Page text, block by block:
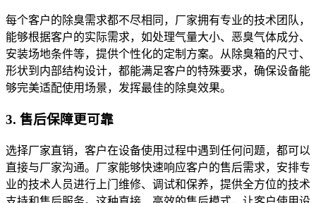
每个客户的除臭需求都不尽相同，厂家拥有专业的技术团队，
能够根据客户的实际需求，如处理气量大小、恶臭气体成分、
安装场地条件等，提供个性化的定制方案。从除臭箱的尺寸、
形状到内部结构设计，都能满足客户的特殊要求，确保设备能
够完美适配使用场景，发挥最佳的除臭效果。
3. 售后保障更可靠
选择厂家直销，客户在设备使用过程中遇到任何问题，都可以
直接与厂家沟通。厂家能够快速响应客户的售后需求，安排专
业的技术人员进行上门维修、调试和保养，提供全方位的技术